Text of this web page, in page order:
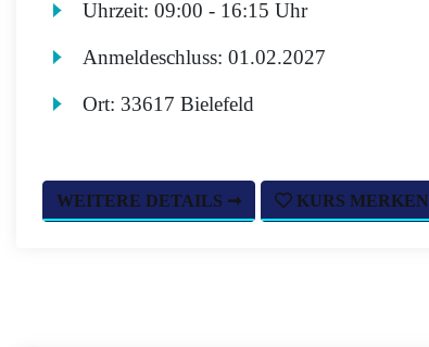
Uhrzeit:09:00 - 16:15 Uhr
Anmeldeschluss:01.02.2027
Ort: 33617 Bielefeld
WEITERE DETAILS ➞ KURS MERKEN